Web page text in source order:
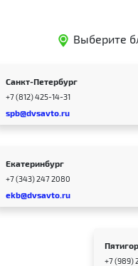
Выберите
Санкт-Петербург
+7 (812) 425-14-31
spb@dvsavto.ru
Екатеринбург
+7 (343) 247 2080
ekb@dvsavto.ru
+7 (989)